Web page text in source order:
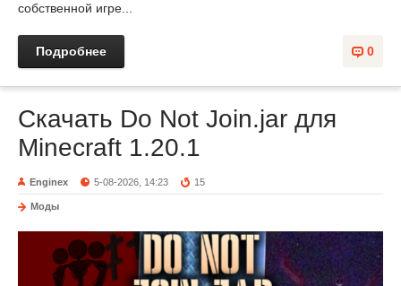
собственной игре...
0
Подробнее
Скачать Do Not Join.jar для
Minecraft 1.20.1
Enginex 5-08-2026, 14:23 15
Моды